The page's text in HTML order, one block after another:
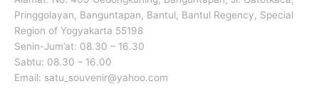
Pringgolayan, Banguntapan, Bantul, Bantul Regency, Special
Region of Yogyakarta 55198
Senin-Jum’at: 08.30 – 16.30
Sabtu: 08.30 – 16.00
Email: satu_souvenir@yahoo.com